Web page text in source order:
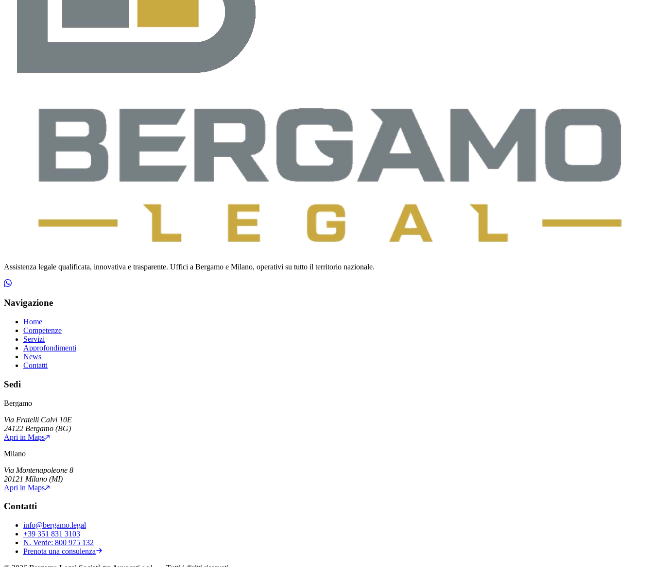
Assistenza legale qualificata, innovativa e trasparente. Uffici a Bergamo e Milano, operativi su tutto il territorio nazionale.
Navigazione
Home
Competenze
Servizi
Approfondimenti
News
Contatti
Sedi
Bergamo
Via Fratelli Calvi 10E
24122 Bergamo (BG)
Apri in Maps
Milano
Via Montenapoleone 8
20121 Milano (MI)
Apri in Maps
Contatti
info@bergamo.legal
+39 351 831 3103
N. Verde: 800 975 132
Prenota una consulenza